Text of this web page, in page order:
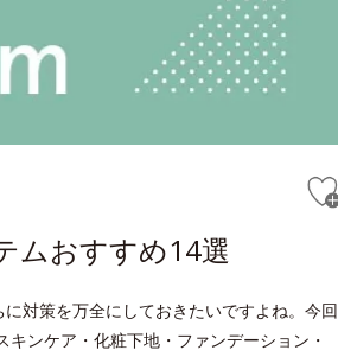
ムおすすめ14選
対策を万全にしておきたいですよね。今回
ンケア・化粧下地・ファンデーション・